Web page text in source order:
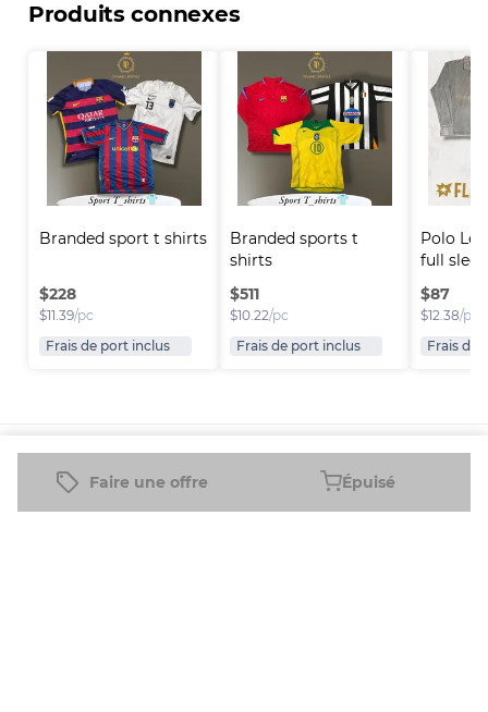
Faire une offre Épuisé
Produits connexes
Branded sport t shirts
$228
$11.39/pc
Frais de port inclus
Branded sports t
shirts
$511
$10.22/pc
Frais de port inclus
Polo
full
$87
$12.38/pc
Frais de
Plateforme
Entreprise